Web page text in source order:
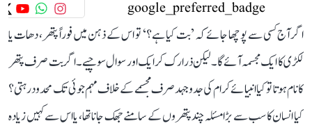
اگر آج کسی سے پوچھا جائے کہ ’بت کیا ہے؟‘ تو اس کے ذہن میں فوراً پتھر، دھات یا
لکڑی کا ایک مجسمہ آئے گا۔ لیکن ذرا رک کر ایک اور سوال سوچیے۔ اگر بت صرف پتھر
کا نام ہوتا تو کیا انبیائے کرام کی جدوجہد صرف مجسمے کے خلاف مہم جوئی تک محدود رہتی؟
کیا انسان کا سب سے بڑا مسئلہ چند پتھروں کے سامنے جھک جانا تھا، یا اس سے کہیں زیادہ